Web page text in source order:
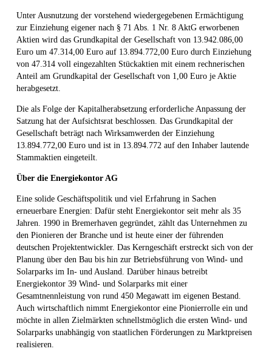
Unter Ausnutzung der vorstehend wiedergegebenen Ermächtigung
zur Einziehung eigener nach § 71 Abs. 1 Nr. 8 AktG erworbenen
Aktien wird das Grundkapital der Gesellschaft von 13.942.086,00
Euro um 47.314,00 Euro auf 13.894.772,00 Euro durch Einziehung
von 47.314 voll eingezahlten Stückaktien mit einem rechnerischen
Anteil am Grundkapital der Gesellschaft von 1,00 Euro je Aktie
herabgesetzt.
Die als Folge der Kapitalherabsetzung erforderliche Anpassung der
Satzung hat der Aufsichtsrat beschlossen. Das Grundkapital der
Gesellschaft beträgt nach Wirksamwerden der Einziehung
13.894.772,00 Euro und ist in 13.894.772 auf den Inhaber lautende
Stammaktien eingeteilt.
Über die Energiekontor AG
Eine solide Geschäftspolitik und viel Erfahrung in Sachen
erneuerbare Energien: Dafür steht Energiekontor seit mehr als 35
Jahren. 1990 in Bremerhaven gegründet, zählt das Unternehmen zu
den Pionieren der Branche und ist heute einer der führenden
deutschen Projektentwickler. Das Kerngeschäft erstreckt sich von der
Planung über den Bau bis hin zur Betriebsführung von Wind- und
Solarparks im In- und Ausland. Darüber hinaus betreibt
Energiekontor 39 Wind- und Solarparks mit einer
Gesamtnennleistung von rund 450 Megawatt im eigenen Bestand.
Auch wirtschaftlich nimmt Energiekontor eine Pionierrolle ein und
möchte in allen Zielmärkten schnellstmöglich die ersten Wind- und
Solarparks unabhängig von staatlichen Förderungen zu Marktpreisen
realisieren.